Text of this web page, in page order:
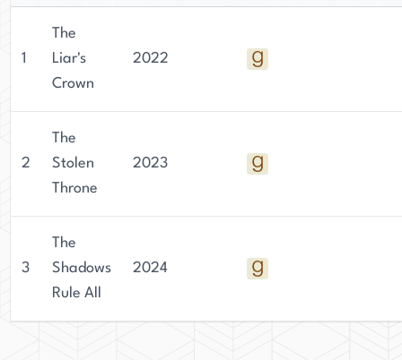
1
The
Liar's
Crown
2022
2
The
Stolen
Throne
2023
3
The
Shadows
Rule All
2024